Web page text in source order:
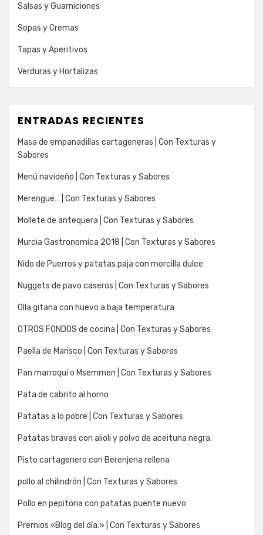
Salsas y Guarniciones
Sopas y Cremas
Tapas y Aperitivos
Verduras y Hortalizas
ENTRADAS RECIENTES
Masa de empanadillas cartageneras | Con Texturas y
Sabores
Menú navideño | Con Texturas y Sabores
Merengue… | Con Texturas y Sabores
Mollete de antequera | Con Texturas y Sabores
Murcia Gastronomíca 2018 | Con Texturas y Sabores
Nido de Puerros y patatas paja con morcilla dulce
Nuggets de pavo caseros | Con Texturas y Sabores
Olla gitana con huevo a baja temperatura
OTROS FONDOS de cocina | Con Texturas y Sabores
Paella de Marisco | Con Texturas y Sabores
Pan marroquí o Msemmen | Con Texturas y Sabores
Pata de cabrito al horno
Patatas a lo pobre | Con Texturas y Sabores
Patatas bravas con alioli y polvo de aceituna negra.
Pisto cartagenero con Berenjena rellena
pollo al chilindrón | Con Texturas y Sabores
Pollo en pepitoria con patatas puente nuevo
Premios «Blog del día.» | Con Texturas y Sabores